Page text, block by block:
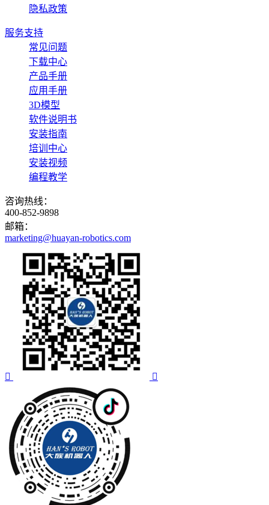
隐私政策
服务支持
常见问题
下载中心
产品手册
应用手册
3D模型
软件说明书
安装指南
培训中心
安装视频
编程教学
咨询热线：
400-852-9898
邮箱：
marketing@huayan-robotics.com